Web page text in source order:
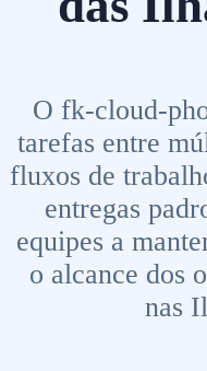
O fk-cloud-
tarefas entre
fluxos de
entregas
equipes a
o alcance dos
nas